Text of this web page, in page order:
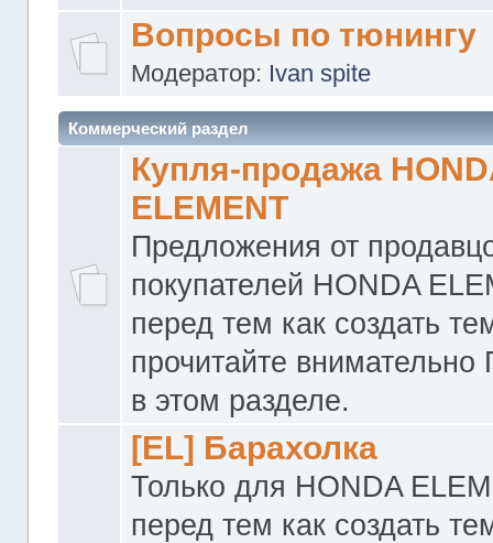
Вопросы по тюнингу
Модератор: Ivan spite
Коммерческий раздел
Купля-продажа
ELEMENT
Предложения от
покупателей HONDA
перед тем как создать
прочитайте
в этом разделе.
[EL] Барахолка
Только для HONDA
перед тем как создать